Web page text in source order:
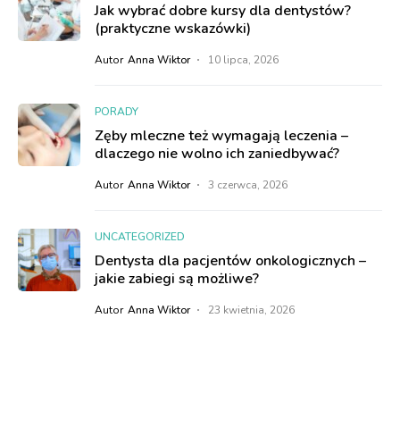
Jak wybrać dobre kursy dla dentystów?
(praktyczne wskazówki)
Autor Anna Wiktor 10 lipca, 2026
PORADY
Zęby mleczne też wymagają leczenia –
dlaczego nie wolno ich zaniedbywać?
Autor Anna Wiktor 3 czerwca, 2026
UNCATEGORIZED
Dentysta dla pacjentów onkologicznych –
jakie zabiegi są możliwe?
Autor Anna Wiktor 23 kwietnia, 2026